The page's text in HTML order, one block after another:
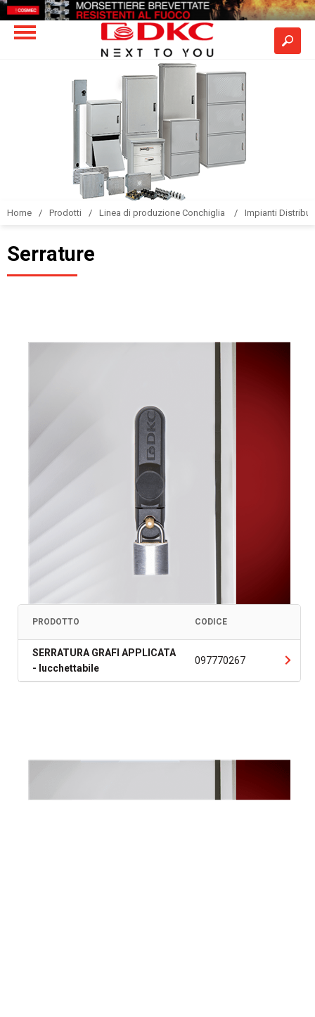
Home Prodotti Linea di produzione Conchiglia Impianti
Serrature
PRODOTTO CODICE
SERRATURA GRAFI APPLICATA
- lucchettabile
097770267